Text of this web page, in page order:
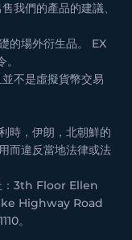
我們的產品的建議、
的場外衍生品。 EX
不是虛擬貨幣交易
時，伊朗，北朝鮮的
而違反當地法律或法
：3th Floor Ellen
Highway Road
。